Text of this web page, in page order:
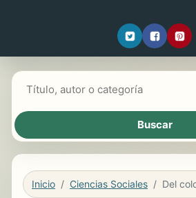
Inicio Ciencias Sociales Del